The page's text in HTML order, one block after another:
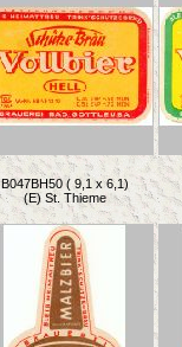
B047BH50 ( 9,1 x 6,1)
(E) St. Thieme